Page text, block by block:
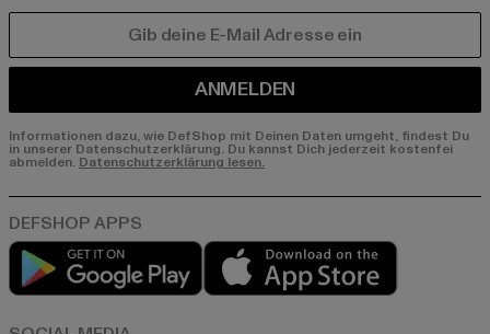
ANMELDEN
Informationen dazu, wie DefShop mit Deinen Daten umgeht, findest Du
in unserer Datenschutzerklärung. Du kannst Dich jederzeit kostenfei
abmelden. Datenschutzerklärung lesen.
Play market